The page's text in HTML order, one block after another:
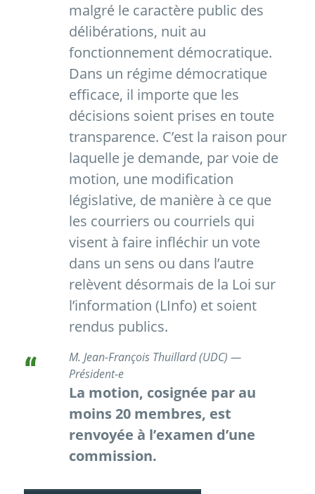
malgré le caractère public des
délibérations, nuit au
fonctionnement démocratique.
Dans un régime démocratique
efficace, il importe que les
décisions soient prises en toute
transparence. C’est la raison pour
laquelle je demande, par voie de
motion, une modification
législative, de manière à ce que
les courriers ou courriels qui
visent à faire infléchir un vote
dans un sens ou dans l’autre
relèvent désormais de la Loi sur
l’information (LInfo) et soient
rendus publics.
M. Jean-François Thuillard (UDC) —
Président-e
La motion, cosignée par au
moins 20 membres, est
renvoyée à l’examen d’une
commission.